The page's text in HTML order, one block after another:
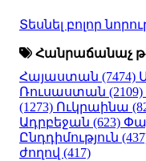
Տեսնել բոլոր
Հանրաճանաչ
Հայաստան (7474)
Ռուսաստան (2109)
(1273) Ուկրաինա
Ադրբեջան (623)
Ընդդիմություն
ժողով (417)